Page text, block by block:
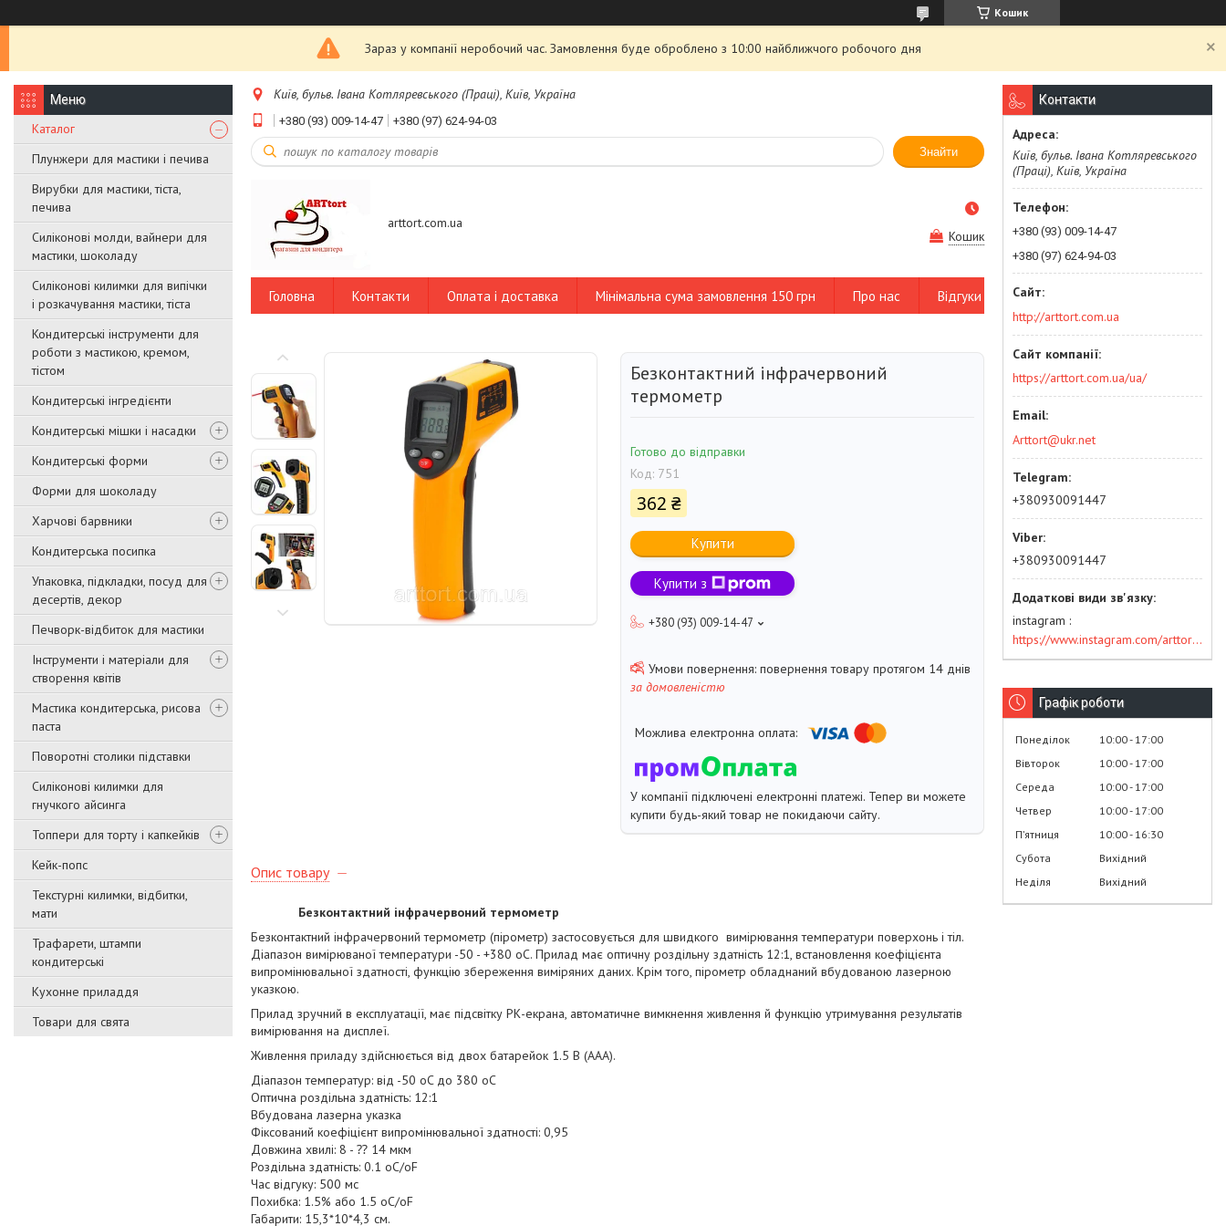
Кошик
Зараз у компанії неробочий час. Замовлення буде оброблено з 10:00 найближчого робочого дня
Каталог
Плунжери для мастики і печива
Вирубки для мастики, тіста,
печива
Силіконові молди, вайнери для
мастики, шоколаду
Силіконові килимки для випічки
і розкачування мастики, тіста
Кондитерські інструменти для
роботи з мастикою, кремом,
тістом
Кондитерські інгредієнти
Кондитерські мішки і насадки
Кондитерські форми
Форми для шоколаду
Харчові барвники
Кондитерська посипка
Упаковка, підкладки, посуд для
десертів, декор
Печворк-відбиток для мастики
Інструменти і матеріали для
створення квітів
Мастика кондитерська, рисова
паста
Поворотні столики підставки
Силіконові килимки для
гнучкого айсинга
Топпери для торту і капкейків
Кейк-попс
Текстурні килимки, відбитки,
мати
Трафарети, штампи
кондитерські
Кухонне приладдя
Товари для свята
Київ, бульв. Івана Котляревського (Праці), Київ, Україна
+380 (93) 009-14-47 +380 (97) 624-94-03
Знайти
arttort.com.ua
Кошик
Головна Контакти Оплата і доставка Мінімальна сума замовлення 150 грн Про нас Відгуки
Безконтактний інфрачервоний
термометр
Готово до відправки
Код: 751
362 ₴
Купити
Купити з
+380 (93) 009-14-47
повернення товару протягом 14 днів
за домовленістю
У компанії підключені електронні платежі. Тепер ви можете
купити будь-який товар не покидаючи сайту.
Опис товару
Безконтактний інфрачервоний термометр
Безконтактний інфрачервоний термометр (пірометр) застосовується для швидкого вимірювання температури поверхонь і тіл.
Діапазон вимірюваної температури -50 - +380 oC. Прилад має оптичну роздільну здатність 12:1, встановлення коефіцієнта
випромінювальної здатності, функцію збереження виміряних даних. Крім того, пірометр обладнаний вбудованою лазерною
указкою.
Прилад зручний в експлуатації, має підсвітку РК-екрана, автоматичне вимкнення живлення й функцію утримування результатів
вимірювання на дисплеї.
Живлення приладу здійснюється від двох батарейок 1.5 В (ААА).
Діапазон температур: від -50 oC до 380 oC
Оптична роздільна здатність: 12:1
Вбудована лазерна указка
Фіксований коефіцієнт випромінювальної здатності: 0,95
Довжина хвилі: 8 - ⁇ 14 мкм
Роздільна здатність: 0.1 oC/oF
Час відгуку: 500 мс
Похибка: 1.5% або 1.5 oC/oF
Габарити: 15,3*10*4,3 см.
Контакти
Київ, бульв. Івана Котляревського
(Праці), Київ, Україна
+380 (93) 009-14-47
+380 (97) 624-94-03
http://arttort.com.ua
https://arttort.com.ua/ua/
Arttort@ukr.net
+380930091447
+380930091447
instagram
https://www.instagram.com/arttort.com.ua/
Графік роботи
Понеділок 10:00 17:00
Вівторок
10:00 17:00
Середа
10:00 17:00
Четвер
10:00 17:00
Пʼятниця
10:00 16:30
Субота
Вихідний
Неділя
Вихідний